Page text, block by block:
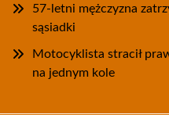
57-letni mężczyzna
sąsiadki
Motocyklista stracił
na jednym kole